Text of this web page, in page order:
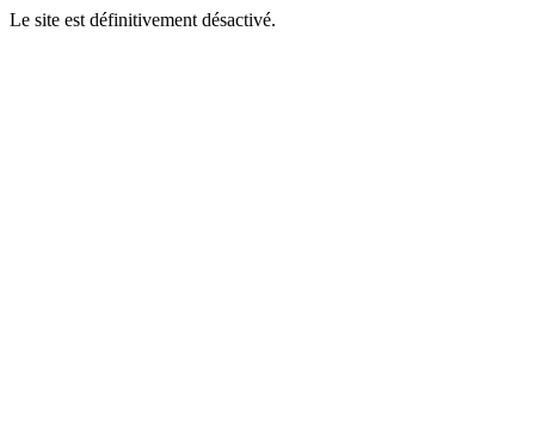
Le site est définitivement désactivé.